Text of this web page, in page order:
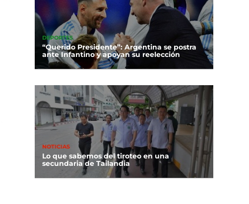
DEPORTES
“Querido Presidente”: Argentina se postra
ante Infantino y apoyan su reelección
NOTICIAS
Lo que sabemos del tiroteo en una
secundaria de Tailandia